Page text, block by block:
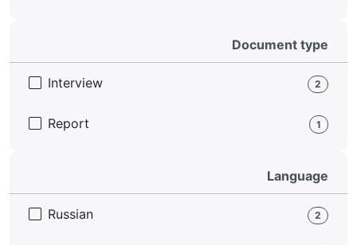
Document type
Interview 2
Report 1
Language
Russian 2